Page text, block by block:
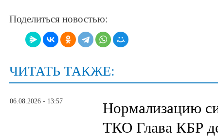
Поделиться новостью:
ЧИТАТЬ ТАКЖЕ:
06.08.2026 - 13:57
Нормализацию
ТКО Глава КБР